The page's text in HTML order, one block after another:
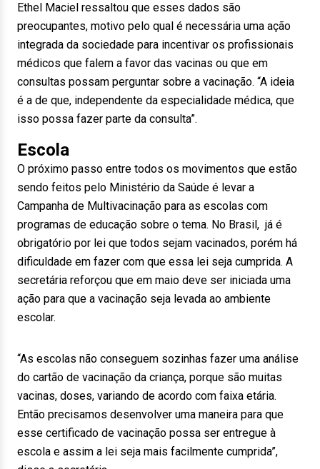
Ethel Maciel ressaltou que esses dados são
preocupantes, motivo pelo qual é necessária uma ação
integrada da sociedade para incentivar os profissionais
médicos que falem a favor das vacinas ou que em
consultas possam perguntar sobre a vacinação. “A ideia
é a de que, independente da especialidade médica, que
isso possa fazer parte da consulta”.
Escola
O próximo passo entre todos os movimentos que estão
sendo feitos pelo Ministério da Saúde é levar a
Campanha de Multivacinação para as escolas com
programas de educação sobre o tema. No Brasil, já é
obrigatório por lei que todos sejam vacinados, porém há
dificuldade em fazer com que essa lei seja cumprida. A
secretária reforçou que em maio deve ser iniciada uma
ação para que a vacinação seja levada ao ambiente
escolar.
“As escolas não conseguem sozinhas fazer uma análise
do cartão de vacinação da criança, porque são muitas
vacinas, doses, variando de acordo com faixa etária.
Então precisamos desenvolver uma maneira para que
esse certificado de vacinação possa ser entregue à
escola e assim a lei seja mais facilmente cumprida”,